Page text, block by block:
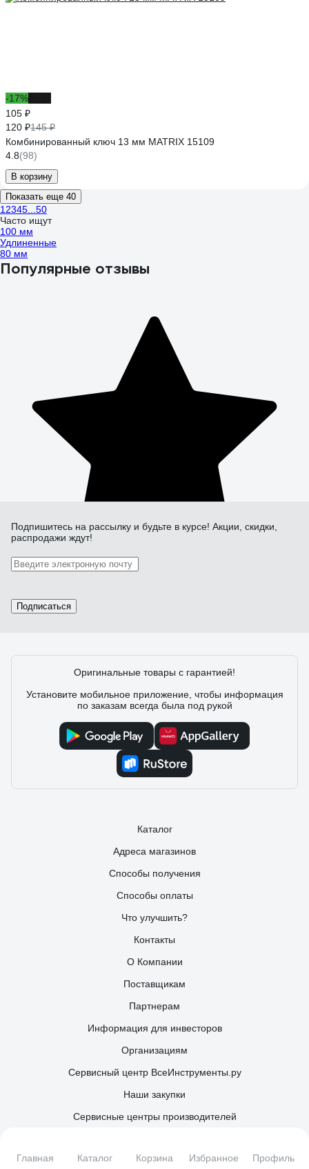
Главная Каталог Корзина Избранное Профиль
-17%
105 ₽
120 ₽145 ₽
Комбинированный ключ 13 мм MATRIX 15109
4.8(98)
В корзину
Показать еще 40
1 2345
50
Часто ищут
100 мм
Удлиненные
80 мм
Популярные отзывы
Подпишитесь на рассылку и будьте в курсе! Акции, скидки,
распродажи ждут!
Подписаться
Оригинальные товары с гарантией!
Установите мобильное приложение, чтобы информация
по заказам всегда была под рукой
Каталог
Адреса магазинов
Способы получения
Способы оплаты
Что улучшить?
Контакты
О Компании
Поставщикам
Партнерам
Информация для инвесторов
Организациям
Сервисный центр ВсеИнструменты.ру
Наши закупки
Сервисные центры производителей
Каталог товаров